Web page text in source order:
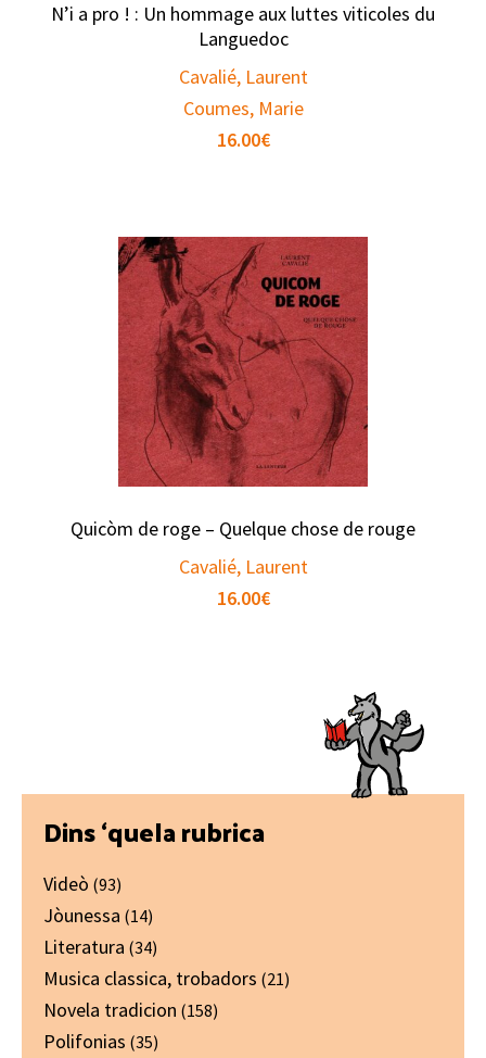
N’i a pro ! : Un hommage aux luttes viticoles du
Languedoc
Cavalié, Laurent
Coumes, Marie
16.00€
Quicòm de roge – Quelque chose de rouge
Cavalié, Laurent
16.00€
Primary
Sidebar
Dins ‘quela rubrica
Videò (93)
Jòunessa (14)
Literatura (34)
Musica classica, trobadors (21)
Novela tradicion (158)
Polifonias (35)